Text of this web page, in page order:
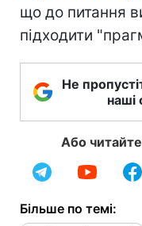
що до питання
підходити
Не
наші
Або
Більше по темі: